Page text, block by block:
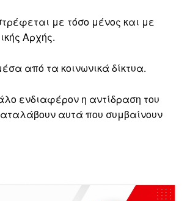
με τόσο μένος και με
Αρχής.
από τα κοινωνικά δίκτυα.
ενδιαφέρον η αντίδραση του
αυτά που συμβαίνουν